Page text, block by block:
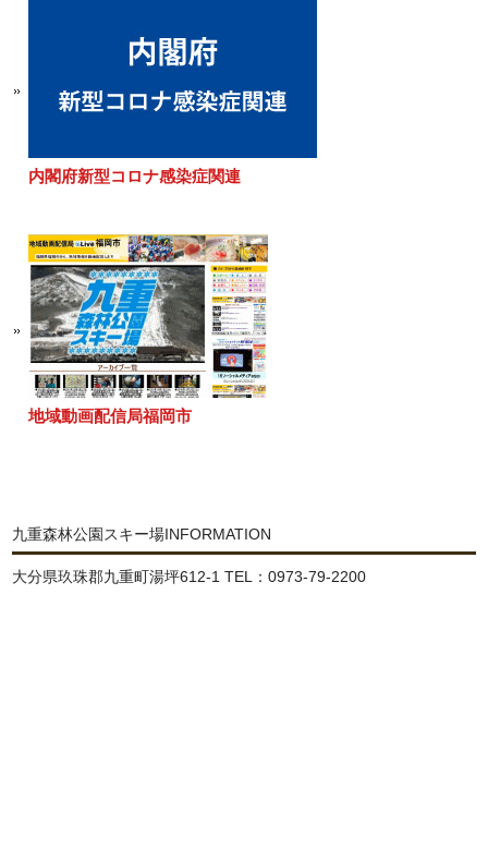
内閣府新型コロナ感染症関連
地域動画配信局福岡市
九重森林公園スキー場INFORMATION
大分県玖珠郡九重町湯坪612-1 TEL：0973-79-2200